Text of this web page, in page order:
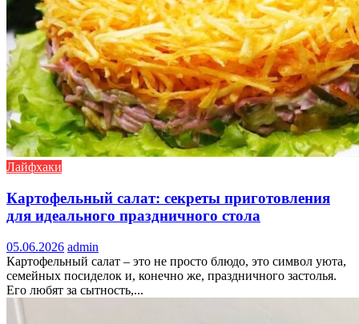
Лайфхаки
Картофельный салат: секреты приготовления
для идеального праздничного стола
05.06.2026 admin
Картофельный салат – это не просто блюдо, это символ уюта,
семейных посиделок и, конечно же, праздничного застолья.
Его любят за сытность,...